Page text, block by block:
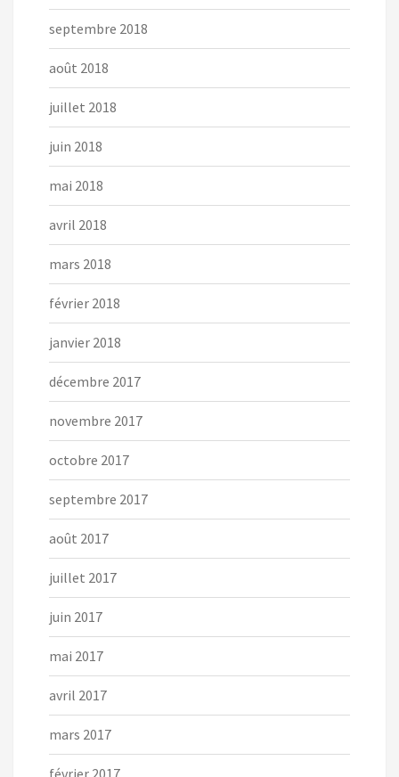
septembre 2018
août 2018
juillet 2018
juin 2018
mai 2018
avril 2018
mars 2018
février 2018
janvier 2018
décembre 2017
novembre 2017
octobre 2017
septembre 2017
août 2017
juillet 2017
juin 2017
mai 2017
avril 2017
mars 2017